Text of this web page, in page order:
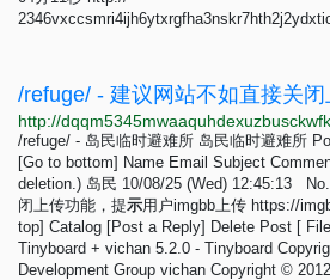
/refuge/ - 岛民临时避难所 岛民临时避难所
[Go to bottom] Name Email Subject
deletion.) 岛民 10/08/25 (Wed) 12:45:13
闭上传功能，提示用户imgbb上传 https://
top] Catalog [Post a Reply] Delete Post [
Tinyboard + vichan 5.2.0 - Tinyboard
Development Group vichan Copyright ©